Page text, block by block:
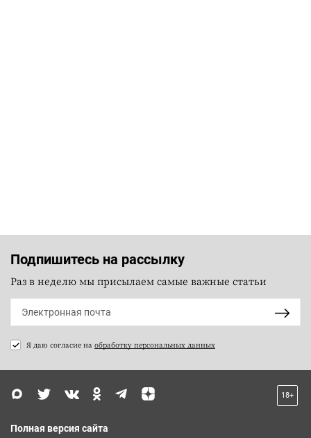
Подпишитесь на рассылку
Раз в неделю мы присылаем самые важные статьи
Я даю согласие на обработку персональных данных
18+
Полная версия сайта